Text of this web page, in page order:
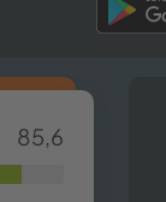
85,6